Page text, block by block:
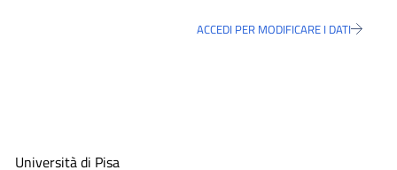
ACCEDI PER MODIFICARE I DATI
Università di Pisa